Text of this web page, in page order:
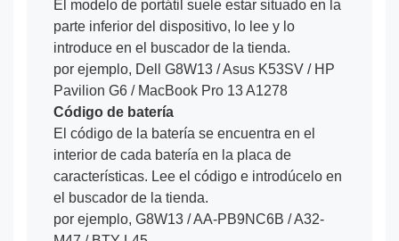
El modelo de portátil suele estar situado en la
parte inferior del dispositivo, lo lee y lo
introduce en el buscador de la tienda.
por ejemplo, Dell G8W13 / Asus K53SV / HP
Pavilion G6 / MacBook Pro 13 A1278
Código de batería
El código de la batería se encuentra en el
interior de cada batería en la placa de
características. Lee el código e introdúcelo en
el buscador de la tienda.
por ejemplo, G8W13 / AA-PB9NC6B / A32-